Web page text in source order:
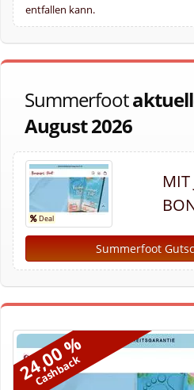
entfallen kann.
Summerfoot
August 2026
MIT
Summerfoot
24,00 %
Cashback